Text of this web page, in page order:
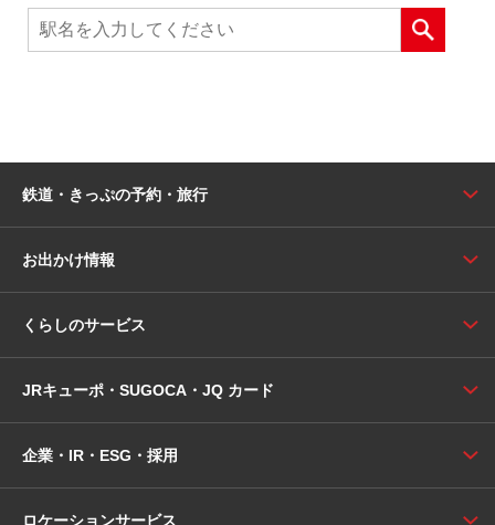
鉄道・きっぷの予約・旅行
お出かけ情報
くらしのサービス
JRキューポ・SUGOCA・JQ カード
企業・IR・ESG・採用
ロケーションサービス